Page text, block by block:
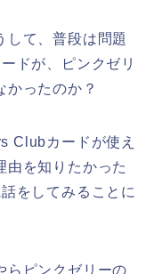
して、普段は問題
ドが、ピンクゼリ
かったのか？
Clubカードが使え
由を知りたかった
をしてみることに
らピンクゼリーの